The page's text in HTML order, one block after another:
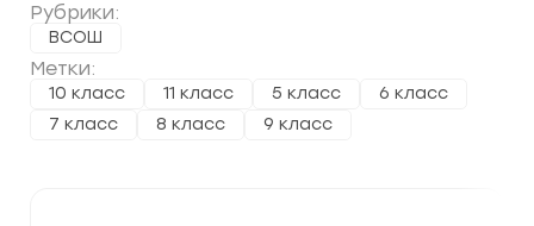
Рубрики:
ВСОШ
Метки:
10 класс 11 класс 5 класс
6 класс
7 класс
8 класс 9 класс
ответы